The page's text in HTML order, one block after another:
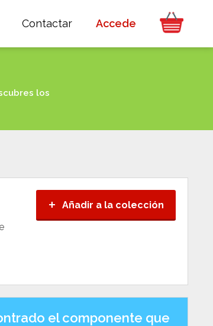
Contactar Accede
los
+ Añadir a la colección
el componente que